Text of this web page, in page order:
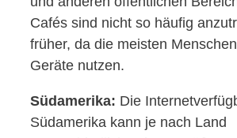
Cafés sind nicht so häufig
früher, da die meisten
Geräte nutzen.
Südamerika: Die
Südamerika kann je nach Land